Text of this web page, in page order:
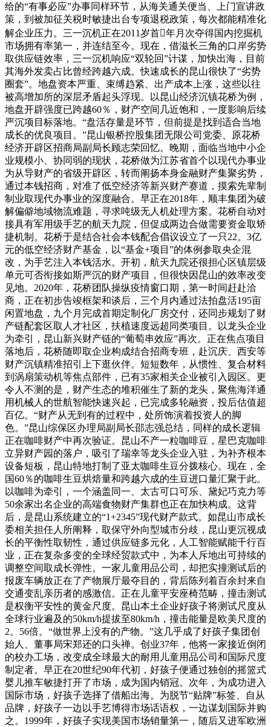
给的“有事必应”办事同样环节，从海关通关便当、上门宣讲政
策，到被加征关税时敏捷出台专项退税政策，每次都能精准化
解企业压力。三一沉机正在2011岁首年月次夺得国内挖掘机
市场拥有率第一，并连结至今。现在，借滋长三角的口岸劣势
取供应链效率，三一沉机响应“双轮回”计谋，加快出海，目前
其海外发卖占比曾经跨越六成。快速成长的昆山很快了“劣势
圈套”。地盘资本严重、束缚趋紧、出产成本上涨，这些以往
被高增加所的深层矛盾起头浮现。以昆山经济沉镇花桥为例，
地盘开辟强度已跨越60％，财产空间几近饱和，一度影响后续
严沉项目标落地。“盘活存量是环节，但前提是找到适合当地
成长的优良项目。”昆山银桥控股集团无限公司党委、原花桥
经济开辟区招商局副局长顾志荣回忆。晚期，面临当地中小企
业规模小、协同弱的现状，花桥做为江苏省首个以现代办事业
为从导财产的省级开辟区，转而阐扬本身金融财产集聚劣势，
通过本钱招商，对准了低空经济等新兴财产赛道，摸索先辈制
制业取现代办事业的深度融合。早正在2018年，顺丰集团为破
解偏僻地域物流难题，寻求吨级无人机处理方案。花桥自动对
接具有军用级手艺的航天九院，但促成两边合做需要资金取矫
捷机制。花桥于是结合社会本钱配合倡议设立了一只22。3亿
元的低空经济财产基金，以“基金+项目”的体例参取央企混
改，为手艺注入本钱活水。开初，航天九院还很担心区镇层级
单元可否衔接如斯严沉的财产项目，但很快因昆山的效率改变
见地。2020年，花桥团队操纵疫情窗口期，第一时间赶赴洽
商，正在初步告竣框架和谈后，三个月内通过法拍盘活195亩
闲置地盘，九个月完成首期定制化厂房交付，还同步规划了财
产链配套区取人才社区，扶植速度远超同类项目。以龙头企业
为牵引，昆山新兴财产链的“葡萄串效应”再次。正在焦点项目
落地后，花桥随即取企业构成结合招商专班，赴沉庆、西安等
财产沉镇精准招引上下逛伙伴。短短数年，从惯性、复合材料
到涡扇策动机等焦点部件，已有35家相关企业被引入园区。更
令人不测的是，财产生态的堆积催生了新的龙头，聚焦海洋通
用机械人的世航智能快速兴起，已完成多轮融资，投后估值超
百亿。“财产从无到有的过程中，处所饰演着投资人的脚
色。”昆山综保区办理局副局长邵志强总结，同样的成长逻辑
正在咖啡财产中再次验证。昆山不产一粒咖啡豆，星巴克咖啡
立异财产园的落户，吸引了瑞幸等龙头企业入驻，为补齐根本
设备短板，昆山特地打制了亚太咖啡生豆分拨核心。现在，全
国60％的咖啡生豆烘焙量和跨越六成的生豆进口量汇聚于此。
以咖啡为牵引，一个涵盖同一、太古可口可乐、黛妃巧克力等
50余家出名企业的高端食物财产集群也正在加快构成。这背
后，是昆山系统建立的“1+2345”现代财产款式。如昆山市成长
委相关担任人所阐释，取保守外向型城市分歧，昆山更沉视成
长的平衡性取韧性，通过供应链多元化，人工智能赋能千行百
业，正在复杂多变的全球经贸款式中，为本人斥地出可持续的
调整空间取成长弹性。一家儿童用品公司，却把实撞测试后的
报废车辆放正在了产物展厅最夺目的，背后陈列着百余封来自
交通变乱亲历者的感激信。正在儿童平安座椅范畴，撞击测试
是权衡平安性的黄金尺度。昆山本土企业好孩子将测试尺度从
全球行业遍及的50km/h提拔至80km/h，撞击能量是欧美尺度的
2。56倍。“做世界上没有的产物。”这几乎成了好孩子集团创
始人、董事局宋郑还的口头禅。创业37年，他将一家接近倒闭
的校办工场，改变成全球最大的耐用儿童用品公司和国际尺度
制定者。早正在20世纪90年代初，好孩子便通过独创的摇篮式
婴儿推车敏捷打开了市场，成为国内销冠。次年，为成功进入
国际市场，好孩子选择了借船出海。为脱节“贴牌”标签、自从
品牌，好孩子一边以手艺博得市场话语权，一边谋划国际并购
之。1999年，好孩子实现美国市场销量第一，随后又进军欧洲